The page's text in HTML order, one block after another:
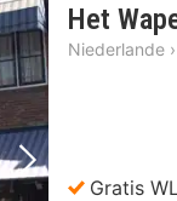
Nächstes Bild
Het
Niederlande ›
Gratis